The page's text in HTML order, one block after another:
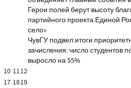
Герои полей берут высоту
партийного проекта Единой
село»
ЧувГУ подвел итоги
зачисления: число студентов
выросло на 55%
10 1112
17 1819